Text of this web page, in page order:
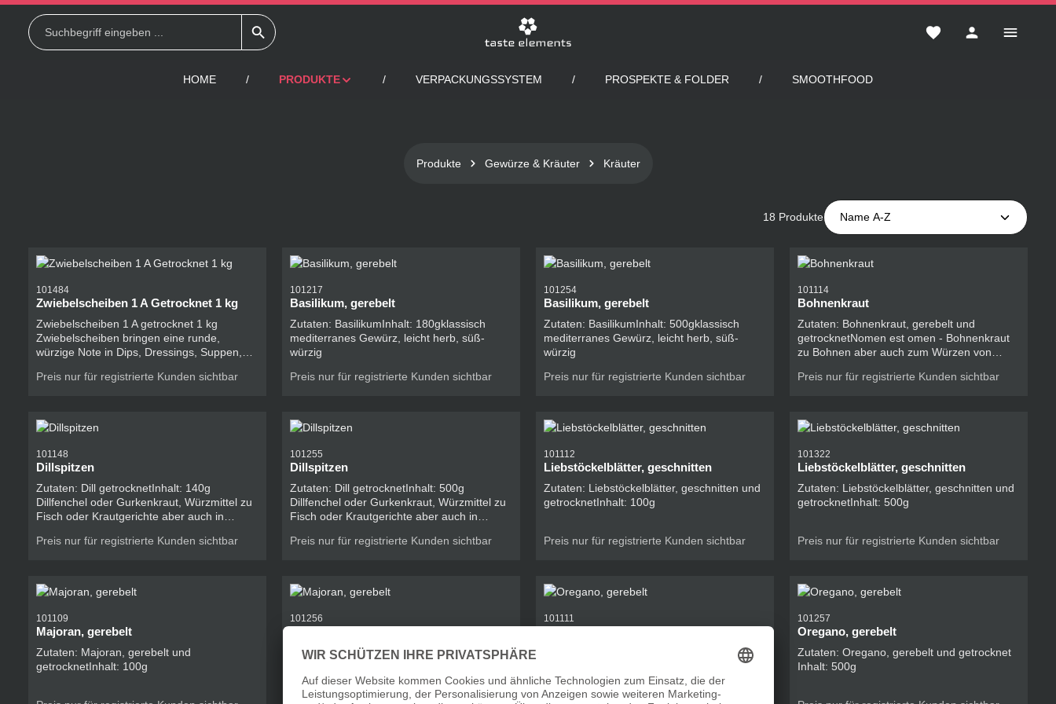
Hauptinhalt springen
Zur Suche springen
Zur Hauptnavigation springen
HOME PRODUKTE VERPACKUNGSSYSTEM PROSPEKTE & FOLDER SMOOTHFOOD
Produkte Gewürze & Kräuter Kräuter
18 Produkte
101484
Zwiebelscheiben 1 A Getrocknet 1 kg
Zwiebelscheiben 1 A getrocknet 1 kg
Zwiebelscheiben bringen eine runde,
würzige Note in Dips, Dressings, Suppen,
Rösten oder Mitbacken entfalten sie ein
Gemüse, Burgern, Brot, Grillrezepten oder
herzhaften Teigen.Intensiv aromatisch,
naturrein und ohne ZusätzeIdeal für Dips,
Marinaden,Saucen und AufläufePerfekt zum
Preis nur für registrierte Kunden sichtbar
101217
Basilikum, gerebelt
Zutaten: BasilikumInhalt: 180gklassisch
mediterranes Gewürz, leicht herb, süß-
würzig
Preis nur für registrierte Kunden sichtbar
101254
Basilikum, gerebelt
Zutaten: BasilikumInhalt: 500gklassisch
mediterranes Gewürz, leicht herb, süß-
würzig
Preis nur für registrierte Kunden sichtbar
101114
Bohnenkraut
Zutaten: Bohnenkraut, gerebelt und
getrocknetNomen est omen - Bohnenkraut
zu Bohnen aber auch zum Würzen von
Füllungen, Marinaden, Salaten und Suppen
Preis nur für registrierte Kunden sichtbar
101148
Dillspitzen
Zutaten: Dill getrocknetInhalt: 140g
Dillfenchel oder Gurkenkraut, Würzmittel zu
Fisch oder Krautgerichte aber auch in
Preis nur für registrierte Kunden sichtbar
101255
Dillspitzen
Zutaten: Dill getrocknetInhalt: 500g
Dillfenchel oder Gurkenkraut, Würzmittel zu
Fisch oder Krautgerichte aber auch in
Preis nur für registrierte Kunden sichtbar
101112
Liebstöckelblätter, geschnitten
Zutaten: Liebstöckelblätter, geschnitten und
getrocknetInhalt: 100g
Preis nur für registrierte Kunden sichtbar
101322
Liebstöckelblätter, geschnitten
Zutaten: Liebstöckelblätter, geschnitten und
getrocknetInhalt: 500g
Preis nur für registrierte Kunden sichtbar
101109
Majoran, gerebelt
Zutaten: Majoran, gerebelt und
getrocknetInhalt: 100g
101256
Zutaten: Majoran, gerebelt und
101111 101257
Oregano, gerebelt
Zutaten: Oregano, gerebelt und getrocknet
Inhalt: 500g